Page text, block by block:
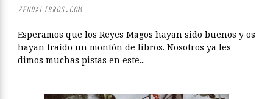
ZENDALIBROS.COM
Esperamos que los Reyes Magos hayan sido buenos y os
hayan traído un montón de libros. Nosotros ya les
dimos muchas pistas en este...